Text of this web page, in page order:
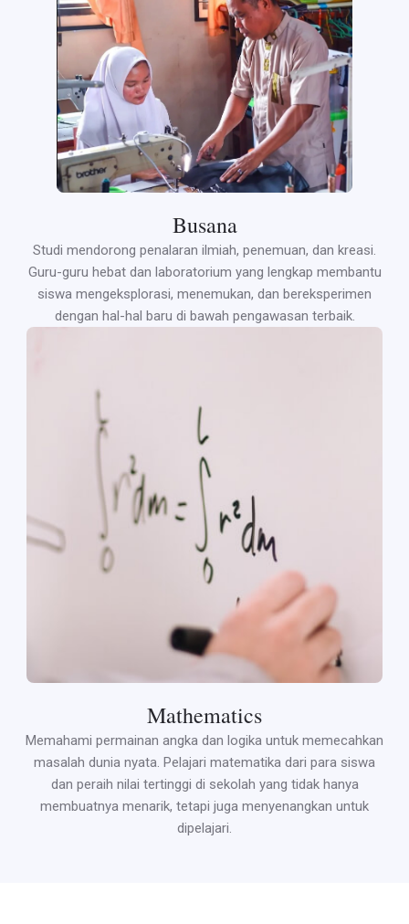
Busana
Studi mendorong penalaran ilmiah, penemuan, dan kreasi.
Guru-guru hebat dan laboratorium yang lengkap membantu
siswa mengeksplorasi, menemukan, dan bereksperimen
dengan hal-hal baru di bawah pengawasan terbaik.
Mathematics
Memahami permainan angka dan logika untuk memecahkan
masalah dunia nyata. Pelajari matematika dari para siswa
dan peraih nilai tertinggi di sekolah yang tidak hanya
membuatnya menarik, tetapi juga menyenangkan untuk
dipelajari.